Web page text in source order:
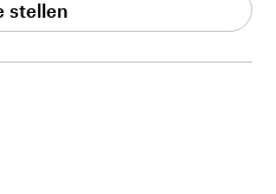
stellen